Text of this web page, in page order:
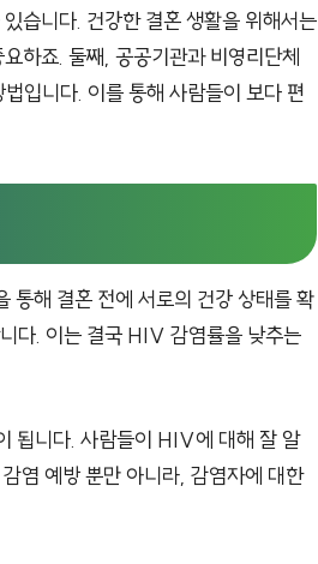
습니다. 건강한 결혼 생활을 위해서는
하죠. 둘째, 공공기관과 비영리단체
입니다. 이를 통해 사람들이 보다 편
통해 결혼 전에 서로의 건강 상태를 확
다. 이는 결국 HIV 감염률을 낮추는
됩니다. 사람들이 HIV에 대해 잘 알
염 예방 뿐만 아니라, 감염자에 대한